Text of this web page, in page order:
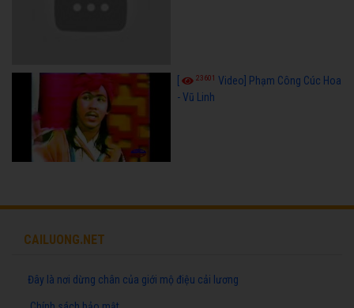
23601
Video] Phạm Công Cúc Hoa
- Vũ Linh
CAILUONG.NET
Đây là nơi dừng chân của giới mộ điệu cải lương